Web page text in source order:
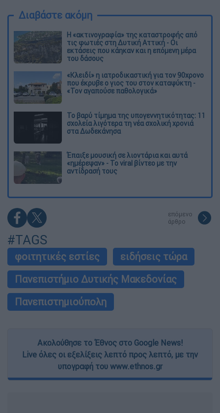
Διαβάστε ακόμη
Η «ακτινογραφία» της καταστροφής από
τις φωτιές στη Δυτική Αττική - Οι
εκτάσεις που κάηκαν και η επόμενη μέρα
του δάσους
«Κλειδί» η ιατροδικαστική για τον 90χρονο
που έκρυβε ο γιος του στον καταψύκτη -
«Τον αγαπούσε παθολογικά»
Το βαρύ τίμημα της υπογεννητικότητας: 11
σχολεία λιγότερα τη νέα σχολική χρονιά
στα Δωδεκάνησα
Έπαιξε μουσική σε λιοντάρια και αυτά
«ημέρεψαν» - Το viral βίντεο με την
αντίδρασή τους
επόμενο
άρθρο
#TAGS
φοιτητικές εστίες
ειδήσεις τώρα
Πανεπιστήμιο Δυτικής Μακεδονίας
Πανεπιστημιούπολη
Ακολούθησε το Έθνος στο Google News!
Live όλες οι εξελίξεις λεπτό προς λεπτό, με την
υπογραφή του www.ethnos.gr